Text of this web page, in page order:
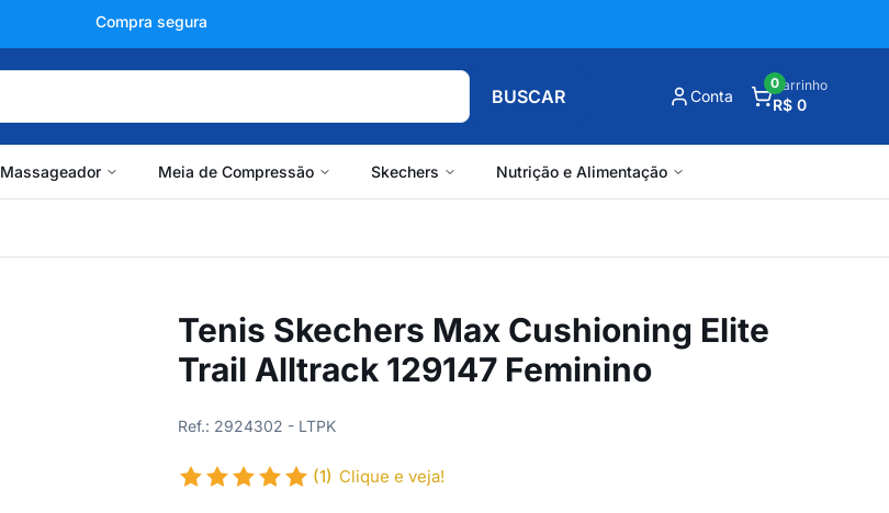
+150 mil avaliações
BUSCAR Conta
Carrinho
R$ 0
0
Massageador Meia de Compressão Skechers Nutrição e Alimentação
Tenis Skechers Max Cushioning Elite
Trail Alltrack 129147 Feminino
Ref.: 2924302 - LTPK
(1) Clique e veja!